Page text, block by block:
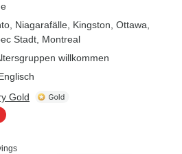
, Niagarafälle , Kingston , Ottawa
Stadt , Montreal
willkommen
Gold